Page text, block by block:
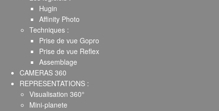
Hugin
Affinity Photo
Techniques :
Prise de vue Gopro
Prise de vue Reflex
Assemblage
CAMERAS 360
REPRESENTATIONS :
Visualisation 360°
Mini-planete